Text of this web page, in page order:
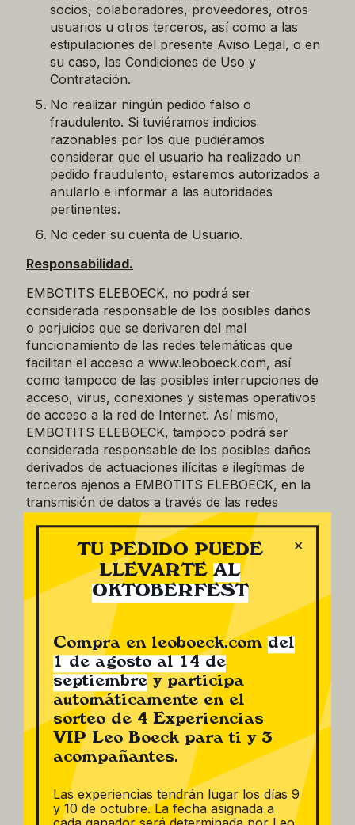
socios, colaboradores, proveedores, otros
usuarios u otros terceros, así como a las
estipulaciones del presente Aviso Legal, o en
su caso, las Condiciones de Uso y
Contratación.
No realizar ningún pedido falso o
fraudulento. Si tuviéramos indicios
razonables por los que pudiéramos
considerar que el usuario ha realizado un
pedido fraudulento, estaremos autorizados a
anularlo e informar a las autoridades
pertinentes.
No ceder su cuenta de Usuario.
Responsabilidad.
EMBOTITS ELEBOECK, no podrá ser
considerada responsable de los posibles daños
o perjuicios que se derivaren del mal
funcionamiento de las redes telemáticas que
facilitan el acceso a www.leoboeck.com, así
como tampoco de las posibles interrupciones de
acceso, virus, conexiones y sistemas operativos
de acceso a la red de Internet. Así mismo,
EMBOTITS ELEBOECK, tampoco podrá ser
considerada responsable de los posibles daños
derivados de actuaciones ilícitas e ilegítimas de
terceros ajenos a EMBOTITS ELEBOECK, en la
transmisión de datos a través de las redes
Contenidos sitio web y enlaces a terceros.
La información contenida en el espacio web
puede no estar actualizada en todo momento,
en cuyo caso EMBOTITS ELEBOECK, no será
responsable de los posibles daños derivados de
un uso externo y/o por terceros de la
información facilitada.
EMBOTITS ELEBOECK, se reserva el derecho a
poder suspender temporalmente la accesibilidad
al sitio web cuando sea necesario, sin necesidad
de previo aviso y así poder realizar las
actuaciones de mantenimiento y actualización
necesarias.
www.leoboeck.com, puede contener enlaces y/o
✕
TU PEDIDO PUEDE
LLEVARTE AL
OKTOBERFEST
Compra en leoboeck.com del
1 de agosto al 14 de
septiembrey participa
automáticamente en el
sorteo de 4 Experiencias
VIP Leo Boeck para ti y 3
acompañantes.
Las experiencias tendrán lugar los días 9
y 10 de octubre. La fecha asignada a